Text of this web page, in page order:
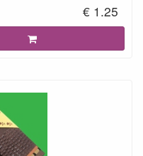
€ 1.25